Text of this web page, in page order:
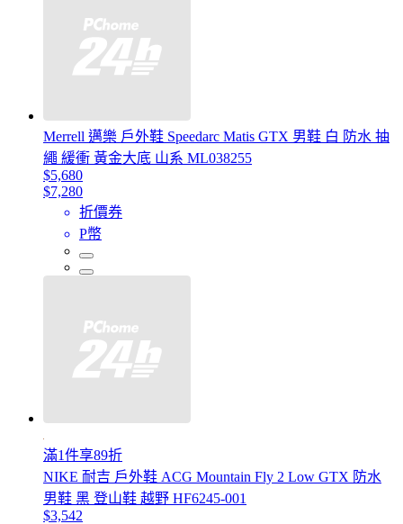
Merrell 邁樂 戶外鞋 Speedarc Matis GTX 男鞋 白 防水 抽
繩 緩衝 黃金大底 山系 ML038255
$5,680
$7,280
折價券
P幣
滿1件享89折
NIKE 耐吉 戶外鞋 ACG Mountain Fly 2 Low GTX 防水
男鞋 黑 登山鞋 越野 HF6245-001
$3,542